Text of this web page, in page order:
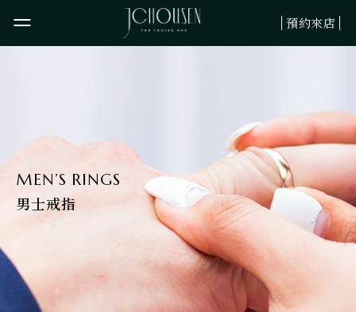
鉑金系列
訂製服務
最新資訊
旗下品牌
預約來店
MEN’S RINGS
男士戒指